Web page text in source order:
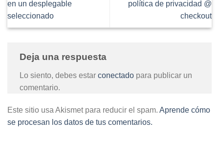
en un desplegable
seleccionado
política de privacidad @
checkout
Deja una respuesta
Lo siento, debes estar conectado para publicar un
comentario.
Este sitio usa Akismet para reducir el spam. Aprende cómo
se procesan los datos de tus comentarios.